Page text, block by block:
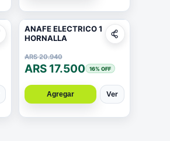
ANAFE ELECTRICO 1
HORNALLA
ARS 20.940
ARS 17.500 16% OFF
Agregar Ver